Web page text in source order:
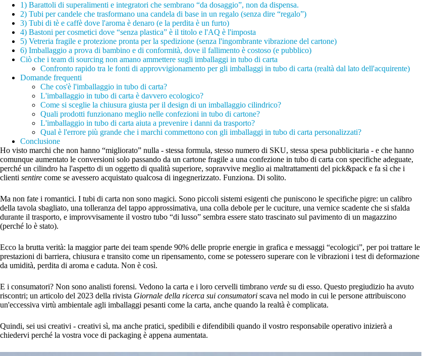
1) Barattoli di superalimenti e integratori che sembrano “da dosaggio”, non da dispensa.
2) Tubi per candele che trasformano una candela di base in un regalo (senza dire “regalo”)
3) Tubi di tè e caffè dove l'aroma è denaro (e la perdita è un furto)
4) Bastoni per cosmetici dove “senza plastica” è il titolo e l'AQ è l'imposta
5) Vetreria fragile e protezione pronta per la spedizione (senza l'ingombrante vibrazione del cartone)
6) Imballaggio a prova di bambino e di conformità, dove il fallimento è costoso (e pubblico)
Ciò che i team di sourcing non amano ammettere sugli imballaggi in tubo di carta
Confronto rapido tra le fonti di approvvigionamento per gli imballaggi in tubo di carta (realtà dal lato dell'acquirente)
Domande frequenti
Che cos'è l'imballaggio in tubo di carta?
L'imballaggio in tubo di carta è davvero ecologico?
Come si sceglie la chiusura giusta per il design di un imballaggio cilindrico?
Quali prodotti funzionano meglio nelle confezioni in tubo di cartone?
L'imballaggio in tubo di carta aiuta a prevenire i danni da trasporto?
Qual è l'errore più grande che i marchi commettono con gli imballaggi in tubo di carta personalizzati?
Conclusione
Ho visto marchi che non hanno “migliorato” nulla - stessa formula, stesso numero di SKU, stessa spesa pubblicitaria - e che hanno
comunque aumentato le conversioni solo passando da un cartone fragile a una confezione in tubo di carta con specifiche adeguate,
perché un cilindro ha l'aspetto di un oggetto di qualità superiore, sopravvive meglio ai maltrattamenti del pick&pack e fa sì che i
clienti sentire come se avessero acquistato qualcosa di ingegnerizzato. Funziona. Di solito.
Ma non fate i romantici. I tubi di carta non sono magici. Sono piccoli sistemi esigenti che puniscono le specifiche pigre: un calibro
della tavola sbagliato, una tolleranza del tappo approssimativa, una colla debole per le cuciture, una vernice scadente che si sfalda
durante il trasporto, e improvvisamente il vostro tubo “di lusso” sembra essere stato trascinato sul pavimento di un magazzino
(perché lo è stato).
Ecco la brutta verità: la maggior parte dei team spende 90% delle proprie energie in grafica e messaggi “ecologici”, per poi trattare le
prestazioni di barriera, chiusura e transito come un ripensamento, come se potessero superare con le vibrazioni i test di deformazione
da umidità, perdita di aroma e caduta. Non è così.
E i consumatori? Non sono analisti forensi. Vedono la carta e i loro cervelli timbrano verde su di esso. Questo pregiudizio ha avuto
riscontri; un articolo del 2023 della rivista Giornale della ricerca sui consumatori scava nel modo in cui le persone attribuiscono
un'eccessiva virtù ambientale agli imballaggi pesanti come la carta, anche quando la realtà è complicata.
Quindi, sei usi creativi - creativi sì, ma anche pratici, spedibili e difendibili quando il vostro responsabile operativo inizierà a
chiedervi perché la vostra voce di packaging è appena aumentata.